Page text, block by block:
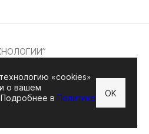
23 ИНН: 7730695291
«cookies»
о вашем
Подробнее в Политике
OK